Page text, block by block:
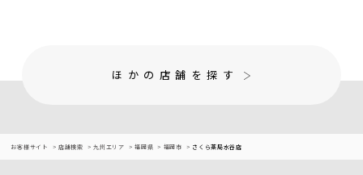
ほかの店舗を探す
お客様サイト 店舗検索 九州エリア 福岡県 福岡市 さくら薬局水谷店